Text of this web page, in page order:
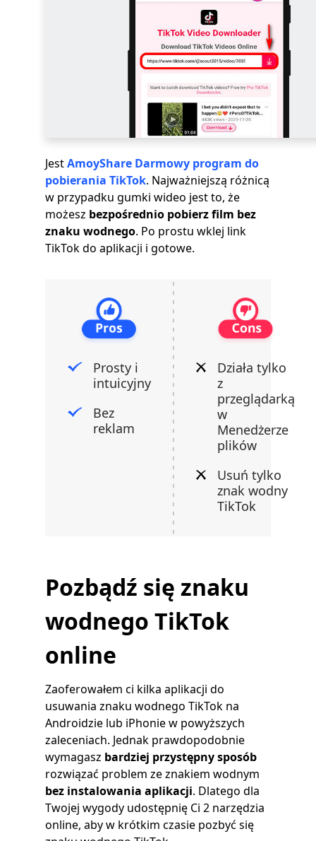
JestAmoyShare Darmowy program do
pobierania TikTok. Najważniejszą różnicą
w przypadku gumki wideo jest to, że
możesz bezpośrednio pobierz film bez
znaku wodnego. Po prostu wklej link
TikTok do aplikacji i gotowe.
Prosty i
intuicyjny
Bez
reklam
Działa tylko
z
przeglądarką
w
Menedżerze
plików
Usuń tylko
znak wodny
TikTok
Pozbądź się znaku
wodnego TikTok
online
Zaoferowałem ci kilka aplikacji do
usuwania znaku wodnego TikTok na
Androidzie lub iPhonie w powyższych
zaleceniach. Jednak prawdopodobnie
wymagasz bardziej przystępny sposób
rozwiązać problem ze znakiem wodnym
bez instalowania aplikacji. Dlatego dla
Twojej wygody udostępnię Ci 2 narzędzia
online, aby w krótkim czasie pozbyć się